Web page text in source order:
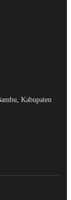
Kabupaten